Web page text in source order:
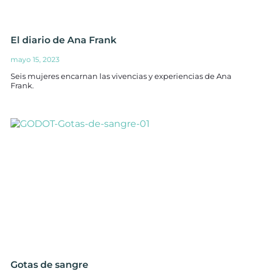
El diario de Ana Frank
mayo 15, 2023
Seis mujeres encarnan las vivencias y experiencias de Ana
Frank.
Gotas de sangre